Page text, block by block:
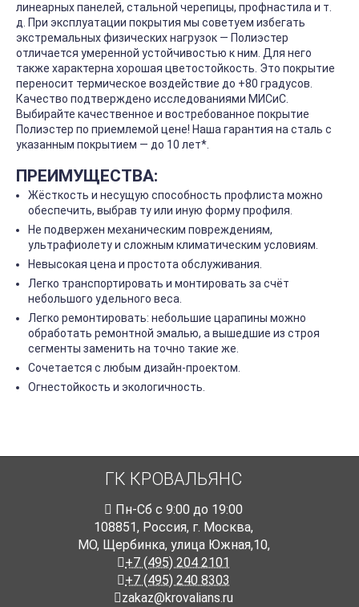
линеарных панелей, стальной черепицы, профнастила и т.
д. При эксплуатации покрытия мы советуем избегать
экстремальных физических нагрузок — Полиэстер
отличается умеренной устойчивостью к ним. Для него
также характерна хорошая цветостойкость. Это покрытие
переносит термическое воздействие до +80 градусов.
Качество подтверждено исследованиями МИСиС.
Выбирайте качественное и востребованное покрытие
Полиэстер по приемлемой цене! Наша гарантия на сталь с
указанным покрытием — до 10 лет*.
ПРЕИМУЩЕСТВА:
Жёсткость и несущую способность профлиста можно
обеспечить, выбрав ту или иную форму профиля.
Не подвержен механическим повреждениям,
ультрафиолету и сложным климатическим условиям.
Невысокая цена и простота обслуживания.
Легко транспортировать и монтировать за счёт
небольшого удельного веса.
Легко ремонтировать: небольшие царапины можно
обработать ремонтной эмалью, а вышедшие из строя
сегменты заменить на точно такие же.
Сочетается с любым дизайн-проектом.
Огнестойкость и экологичность.
ГК КРОВАЛЬЯНС
Пн-Cб с 9:00 до 19:00
108851, Россия, г. Москва,
МО, Щербинка, улица Южная,10,
+7 (495) 204 2101
+7 (495) 240 8303
zakaz@krovalians.ru